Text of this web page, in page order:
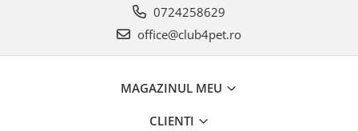
0724258629
office@club4pet.ro
MAGAZINUL MEU
CLIENTI